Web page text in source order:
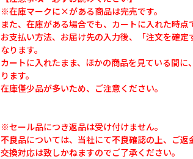
※在庫マークに×がある商品は完売です。
また、在庫がある場合でも、カートに入れた時点
お支払い方法、お届け先の入力後、「注文を確
なります。
カートに入れたまま、ほかの商品を見ている間
ります。
在庫僅少品が多いため、ご注意ください。
※セール品につき返品は受け付けません。
不良品については、当社にて不良確認の上、ご返
交換対応は致しかねますのでご了承ください。